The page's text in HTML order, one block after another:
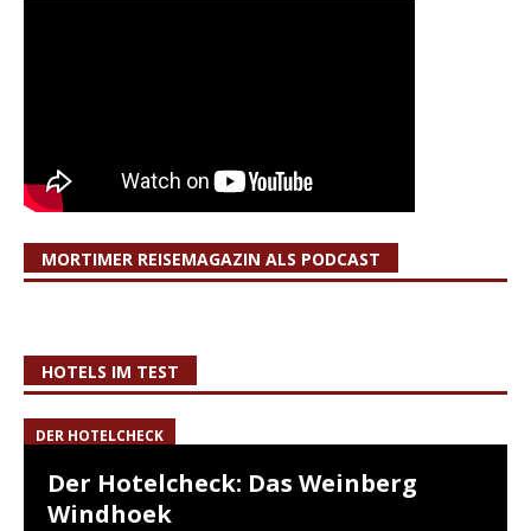
MORTIMER REISEMAGAZIN ALS PODCAST
HOTELS IM TEST
DER HOTELCHECK
Der Hotelcheck: Das Weinberg
Windhoek